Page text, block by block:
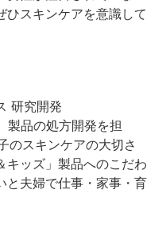
ひスキンケアを意識して
研究開発
製品の処方開発を担
のスキンケアの大切さ
キッズ」製品へのこだわ
と夫婦で仕事・家事・育